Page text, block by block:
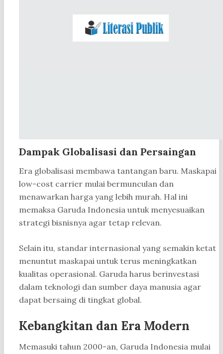
Dampak Globalisasi dan Persaingan
Era globalisasi membawa tantangan baru. Maskapai
low-cost carrier mulai bermunculan dan
menawarkan harga yang lebih murah. Hal ini
memaksa Garuda Indonesia untuk menyesuaikan
strategi bisnisnya agar tetap relevan.
Selain itu, standar internasional yang semakin ketat
menuntut maskapai untuk terus meningkatkan
kualitas operasional. Garuda harus berinvestasi
dalam teknologi dan sumber daya manusia agar
dapat bersaing di tingkat global.
Kebangkitan dan Era Modern
Memasuki tahun 2000-an, Garuda Indonesia mulai